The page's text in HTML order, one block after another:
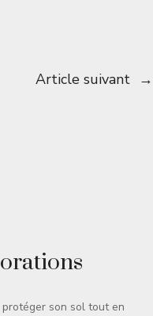
Article suivant →
son sol tout en